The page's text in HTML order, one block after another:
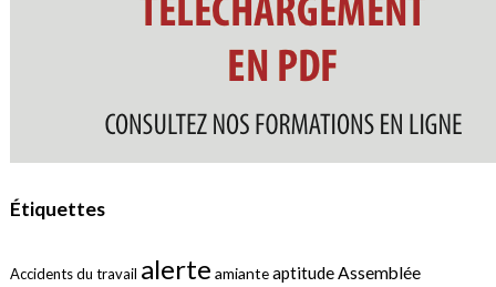
Étiquettes
Accidents du travail alerte amianteaptitudeAssemblée